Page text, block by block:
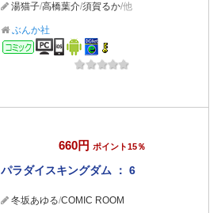
湯猫子/高橋葉介/須賀るか/他
ぶんか社
コミック
660円 ポイント15％
パラダイスキングダム ： 6
冬坂あゆる/COMIC ROOM